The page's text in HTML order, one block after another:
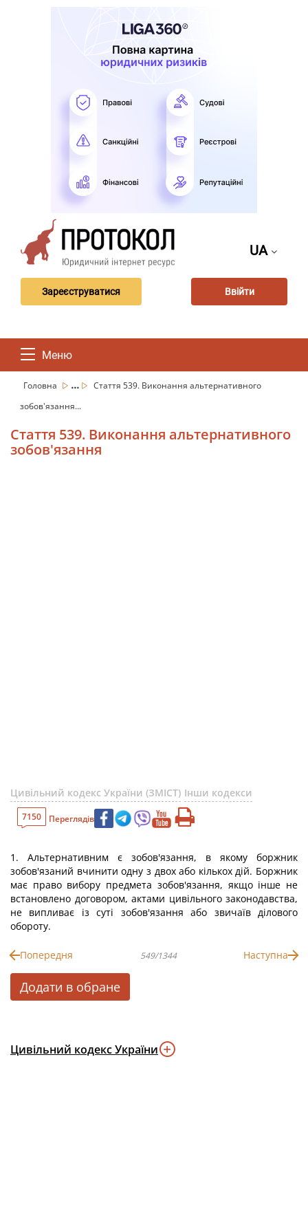
UA
Зареєструватися Ввійти
Меню
Головна ...
Стаття 539. Виконання альтернативного
зобов'язання...
Стаття 539. Виконання альтернативного
зобов'язання
Цивільний кодекс України (ЗМІСТ) Інши кодекси
7150 Переглядів
1. Альтернативним є зобов'язання, в якому боржник
зобов'язаний вчинити одну з двох або кількох дій. Боржник
має право вибору предмета зобов'язання, якщо інше не
встановлено договором, актами цивільного законодавства,
не випливає із суті зобов'язання або звичаїв ділового
обороту.
Попередня 549/1344 Наступна
Додати в обране
Цивільний кодекс України